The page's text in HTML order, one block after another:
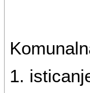
1.